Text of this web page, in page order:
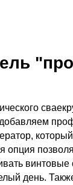
который
опция
день.